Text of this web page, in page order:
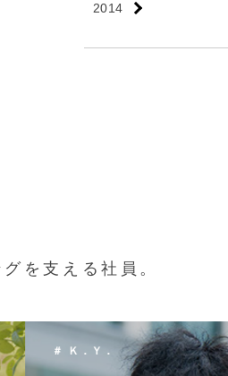
2014
を支える社員。
＃ Ｓ．Ｋ．